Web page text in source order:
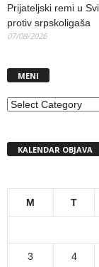
Prijateljski remi u
protiv srpskoligaša
07/08/2026
MENI
MENI
KALENDAR OBJAVA
M T
3 4